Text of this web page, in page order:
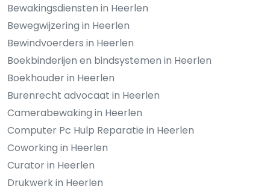
Bewakingsdiensten in Heerlen
Bewegwijzering in Heerlen
Bewindvoerders in Heerlen
Boekbinderijen en bindsystemen in Heerlen
Boekhouder in Heerlen
Burenrecht advocaat in Heerlen
Camerabewaking in Heerlen
Computer Pc Hulp Reparatie in Heerlen
Coworking in Heerlen
Curator in Heerlen
Drukwerk in Heerlen